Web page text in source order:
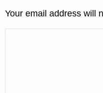
Your email address will